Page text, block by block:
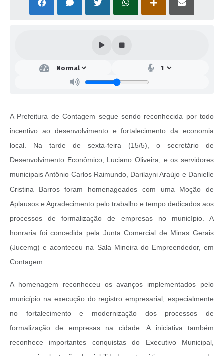
A Prefeitura de Contagem segue sendo reconhecida por todo
incentivo ao desenvolvimento e fortalecimento da economia
local. Na tarde de sexta-feira (15/5), o secretário de
Desenvolvimento Econômico, Luciano Oliveira, e os servidores
municipais Antônio Carlos Raimundo, Darilayni Araújo e Danielle
Cristina Barros foram homenageados com uma Moção de
Aplausos e Agradecimento pelo trabalho e tempo dedicados aos
processos de formalização de empresas no município. A
honraria foi concedida pela Junta Comercial de Minas Gerais
(Jucemg) e aconteceu na Sala Mineira do Empreendedor, em
Contagem.
A homenagem reconheceu os avanços implementados pelo
município na execução do registro empresarial, especialmente
no fortalecimento e modernização dos processos de
formalização de empresas na cidade. A iniciativa também
reconhece importantes conquistas do Executivo Municipal,